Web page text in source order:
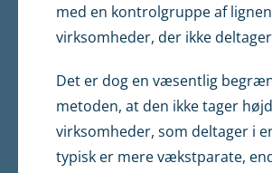
med en kontrolgruppe af
virksomheder, der ikke
Det er dog en væsentlig
metoden, at den ikke tager
virksomheder, som deltager i
typisk er mere vækstparate,